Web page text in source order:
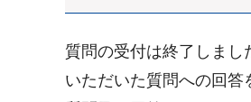
質問の受付は終了しまし
いただいた質問への回答